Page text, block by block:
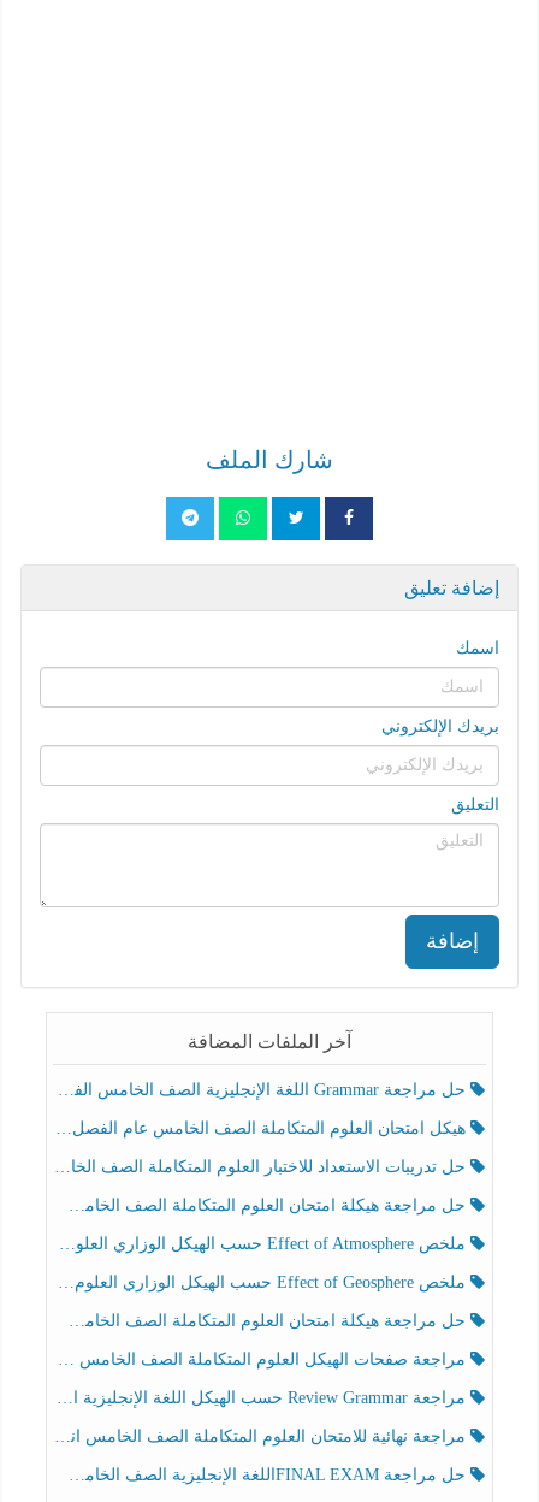
شارك الملف
إضافة تعليق
اسمك
بريدك الإلكتروني
التعليق
إضافة
آخر الملفات المضافة
حل مراجعة Grammar اللغة الإنجليزية الصف الخامس الفصل الثالث
هيكل امتحان العلوم المتكاملة الصف الخامس عام الفصل الدراسي الثالث 2025-2026
حل تدريبات الاستعداد للاختبار العلوم المتكاملة الصف الخامس عام الفصل الثالث
حل مراجعة هيكلة امتحان العلوم المتكاملة الصف الخامس انسبير الفصل الثالث
ملخص Effect of Atmosphere حسب الهيكل الوزاري العلوم المتكاملة الصف الخامس انسبير الفصل الثالث
ملخص Effect of Geosphere حسب الهيكل الوزاري العلوم المتكاملة الصف الخامس انسبير الفصل الثالث
حل مراجعة هيكلة امتحان العلوم المتكاملة الصف الخامس عام الفصل الثالث
مراجعة صفحات الهيكل العلوم المتكاملة الصف الخامس انسبير الفصل الثالث
مراجعة Review Grammar حسب الهيكل اللغة الإنجليزية الصف الخامس الفصل الثالث
مراجعة نهائية للامتحان العلوم المتكاملة الصف الخامس انسبير الفصل الثالث
حل مراجعة FINAL EXAMاللغة الإنجليزية الصف الخامس الفصل الثالث